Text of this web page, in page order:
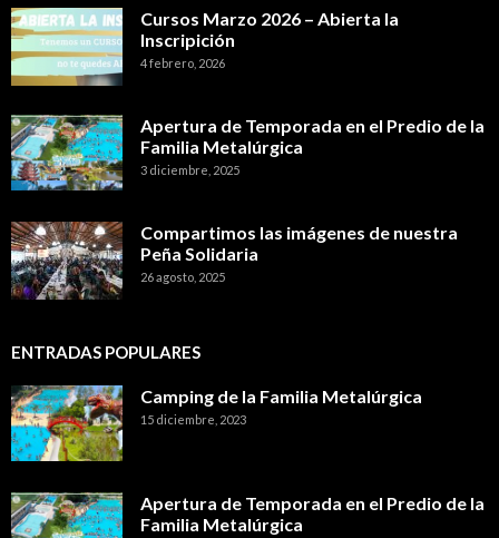
Cursos Marzo 2026 – Abierta la
Inscripición
4 febrero, 2026
Apertura de Temporada en el Predio de la
Familia Metalúrgica
3 diciembre, 2025
Compartimos las imágenes de nuestra
Peña Solidaria
26 agosto, 2025
ENTRADAS POPULARES
Camping de la Familia Metalúrgica
15 diciembre, 2023
Apertura de Temporada en el Predio de la
Familia Metalúrgica